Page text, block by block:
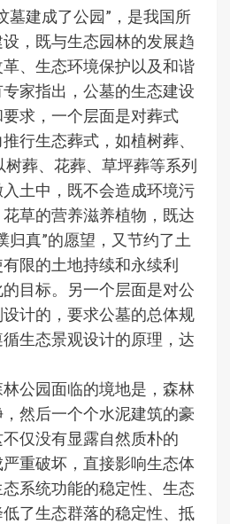
墓建成了公园”，是我国所
，既与生态园林的发展趋
、生态环境保护以及和谐
家指出，公墓的生态建设
求，一个层面是对葬式
行生态葬式，如植树葬、
树葬、花葬、草坪葬等系列
土中，既不会造成环境污
草的营养滋养植物，既达
归真”的愿望，又节约了土
限的土地持续和永续利
目标。另一个层面是对公
计的，要求公墓的总体规
生态景观设计的原理，达
公园面临的境地是，森林
然后一个个水泥建筑的豪
仅没有显露自然质朴的
重破坏，直接影响生态体
系统功能的稳定性、生态
了生态群落的稳定性、抵